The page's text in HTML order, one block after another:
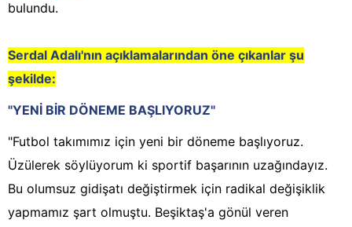
bulundu.
Serdal Adalı'nın açıklamalarından öne çıkanlar şu
şekilde:
"YENİ BİR DÖNEME BAŞLIYORUZ"
"Futbol takımımız için yeni bir döneme başlıyoruz.
Üzülerek söylüyorum ki sportif başarının uzağındayız.
Bu olumsuz gidişatı değiştirmek için radikal değişiklik
yapmamız şart olmuştu. Beşiktaş'a gönül veren